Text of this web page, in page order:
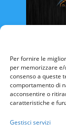
Per fornire le
per memorizzare
consenso a queste
comportamento di
acconsentire o
caratteristiche e
Gestisci servizi